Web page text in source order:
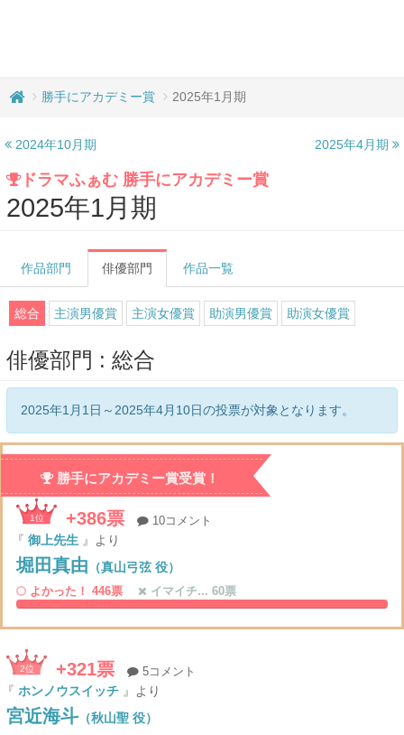
勝手にアカデミー賞 2025年1月期
2024年10月期 2025年4月期
ドラマふぁむ 勝手にアカデミー賞
2025年1月期
作品部門 俳優部門 作品一覧
総合 主演男優賞 主演女優賞 助演男優賞 助演女優賞
俳優部門 : 総合
2025年1月1日～2025年4月10日の投票が対象となります。
勝手にアカデミー賞受賞！
1位 +386票 10コメント
『 御上先生 』より
堀田真由 （真山弓弦 役）
よかった！ 446票
イマイチ... 60票
100%
Complete
0%
2位 +321票 5コメント
『 ホンノウスイッチ 』より
宮近海斗 （秋山聖 役）